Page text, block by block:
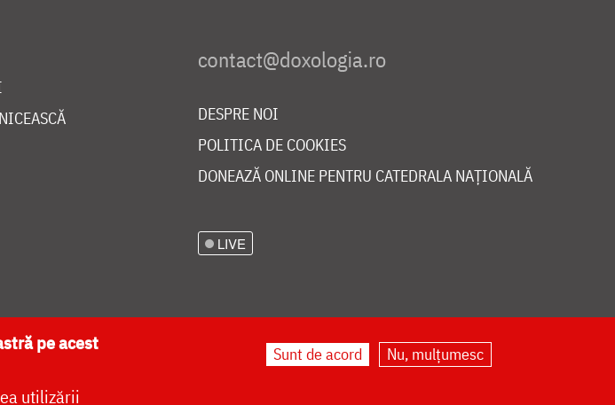
DESPRE NOI
POLITICA DE COOKIES
DONEAZĂ ONLINE PENTRU CATEDRALA NAȚIONALĂ
LIVE
pe acest
utilizării
Sunt de acord Nu, mulțumesc